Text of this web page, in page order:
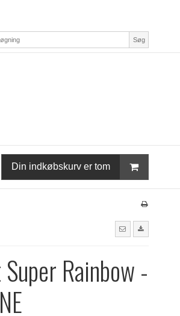
Søg
Din indkøbskurv er tom
Rainbow -